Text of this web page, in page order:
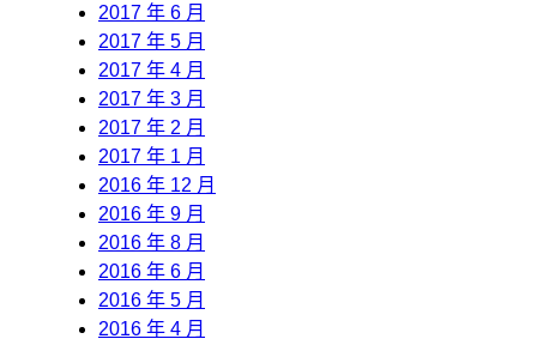
2017 年 6 月
2017 年 5 月
2017 年 4 月
2017 年 3 月
2017 年 2 月
2017 年 1 月
2016 年 12 月
2016 年 9 月
2016 年 8 月
2016 年 6 月
2016 年 5 月
2016 年 4 月